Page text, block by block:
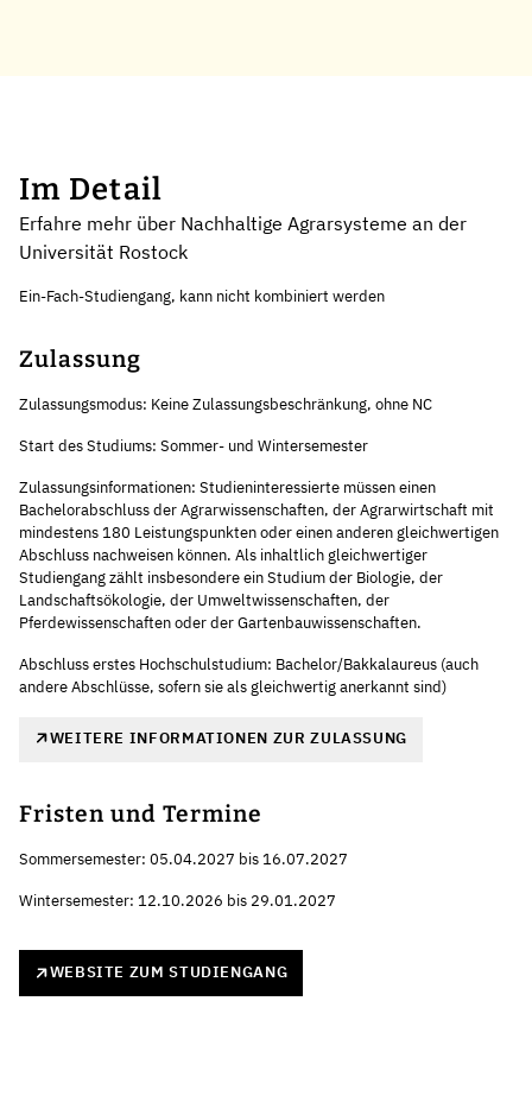
Im Detail
Erfahre mehr über Nachhaltige Agrarsysteme an der
Universität Rostock
Ein-Fach-Studiengang, kann nicht kombiniert werden
Zulassung
Zulassungsmodus: Keine Zulassungsbeschränkung, ohne NC
Start des Studiums: Sommer- und Wintersemester
Zulassungsinformationen: Studieninteressierte müssen einen
Bachelorabschluss der Agrarwissenschaften, der Agrarwirtschaft mit
mindestens 180 Leistungspunkten oder einen anderen gleichwertigen
Abschluss nachweisen können. Als inhaltlich gleichwertiger
Studiengang zählt insbesondere ein Studium der Biologie, der
Landschaftsökologie, der Umweltwissenschaften, der
Pferdewissenschaften oder der Gartenbauwissenschaften.
Abschluss erstes Hochschulstudium: Bachelor/Bakkalaureus (auch
andere Abschlüsse, sofern sie als gleichwertig anerkannt sind)
WEITERE INFORMATIONEN ZUR ZULASSUNG
Fristen und Termine
Sommersemester: 05.04.2027 bis 16.07.2027
Wintersemester: 12.10.2026 bis 29.01.2027
WEBSITE ZUM STUDIENGANG